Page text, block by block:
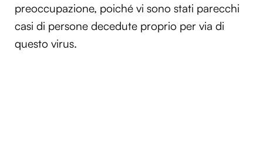
preoccupazione, poiché vi sono stati parecchi
casi di persone decedute proprio per via di
questo virus.